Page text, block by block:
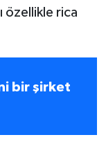
özellikle rica
bir şirket